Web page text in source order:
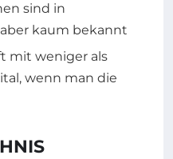
sind in
kaum bekannt
mit weniger als
wenn man die